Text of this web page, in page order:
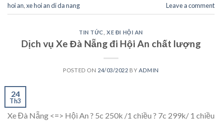
hoi an,xe hoi an di da nang Leave a comment
TIN TỨC ,XE ĐI HỘI AN
Dịch vụ Xe Đà Nẵng đi Hội An chất lượng
POSTED ON 24/03/2022 BY ADMIN
24
Th3
Xe Đà Nẵng <=> Hội An ? 5c 250k /1 chiều ? 7c 299k/ 1 chiều